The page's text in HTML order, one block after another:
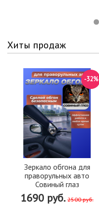
Хиты продаж
Зеркало обгона для
праворульных авто
Совиный глаз
1690 руб. 2500 руб.
-32%